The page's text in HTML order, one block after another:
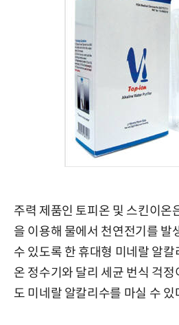
주력 제품인 토피온 및 스킨이온
을 이용해 물에서 천연전기를 발
수 있도록 한 휴대형 미네랄 알칼
온 정수기와 달리 세균 번식 걱정
도 미네랄 알칼리수를 마실 수 있